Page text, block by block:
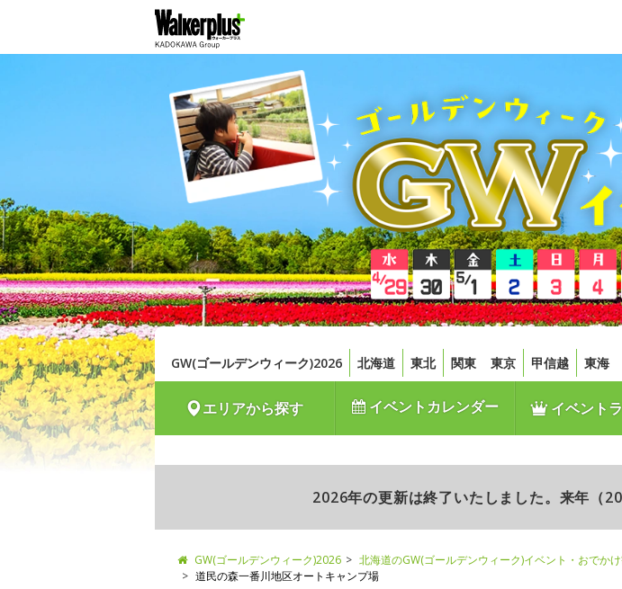
GW(ゴールデンウィーク)2026 北海道 東北 関東 東京 甲信越 東海
エリアから探す イベントカレンダー イベント
2026年の更新は終了いたしました。来年（
GW(ゴールデンウィーク)2026 北海道のGW(ゴールデンウィーク)イベント・おでか
道民の森一番川地区オートキャンプ場